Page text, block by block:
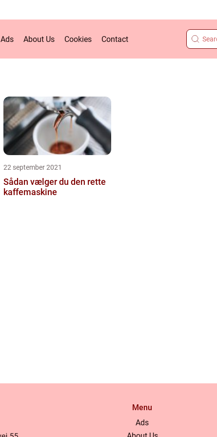
Ads About Us Cookies Contact
22 september 2021
Sådan vælger du den rette
kaffemaskine
Menu
Ads